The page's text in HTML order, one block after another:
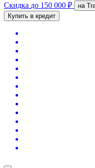
Скидка до 150 000 ₽
на
Купить в кредит